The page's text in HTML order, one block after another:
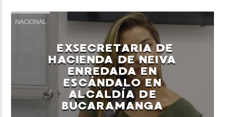
TÍTULO
Neiva Estereo
NACIONAL
EXSECRETARIA DE
HACIENDA DE NEIVA
ENREDADA EN
ESCÁNDALO EN
ALCALDÍA DE
BUCARAMANGA